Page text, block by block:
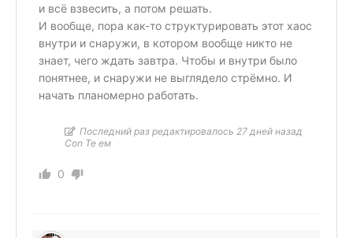
и всë взвесить, а потом решать.
И вообще, пора как-то структурировать этот хаос
внутри и снаружи, в котором вообще никто не
знает, чего ждать завтра. Чтобы и внутри было
понятнее, и снаружи не выглядело стрëмно. И
начать планомерно работать.
Последний раз редактировалось 27 дней назад
Con Te ем
0